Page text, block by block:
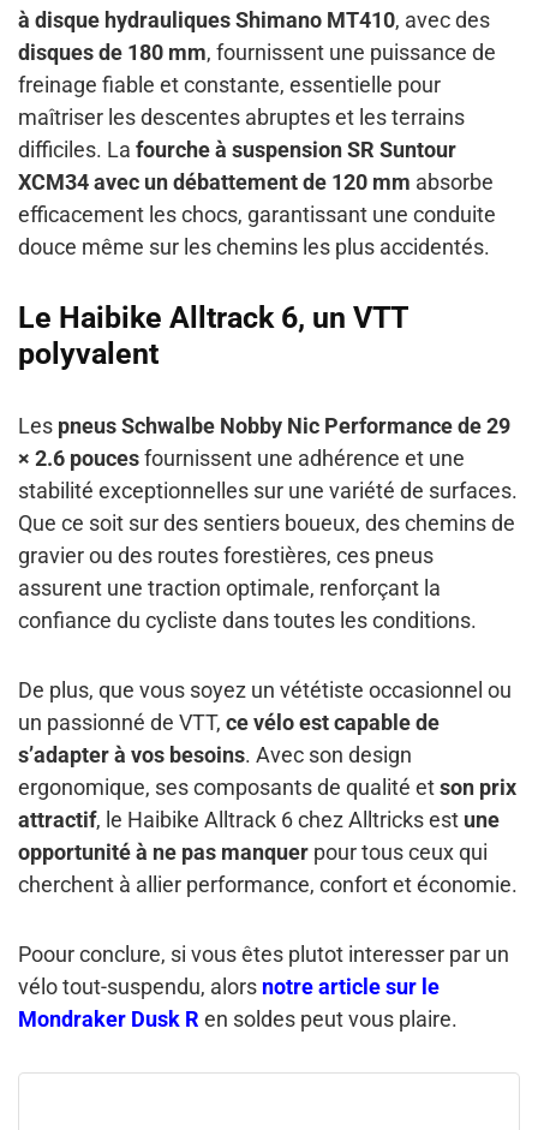
à disque hydrauliques Shimano MT410, avec des
disques de 180 mm, fournissent une puissance de
freinage fiable et constante, essentielle pour
maîtriser les descentes abruptes et les terrains
difficiles. La fourche à suspension SR Suntour
XCM34 avec un débattement de 120 mm absorbe
efficacement les chocs, garantissant une conduite
douce même sur les chemins les plus accidentés.
Le Haibike Alltrack 6, un VTT
polyvalent
Les pneus Schwalbe Nobby Nic Performance de 29
× 2.6 poucesfournissent une adhérence et une
stabilité exceptionnelles sur une variété de surfaces.
Que ce soit sur des sentiers boueux, des chemins de
gravier ou des routes forestières, ces pneus
assurent une traction optimale, renforçant la
confiance du cycliste dans toutes les conditions.
De plus, que vous soyez un vététiste occasionnel ou
un passionné de VTT, ce vélo est capable de
s’adapter à vos besoins. Avec son design
ergonomique, ses composants de qualité etson prix
attractif, le Haibike Alltrack 6 chez Alltricks est une
opportunité à ne pas manquer pour tous ceux qui
cherchent à allier performance, confort et économie.
Poour conclure, si vous êtes plutot interesser par un
vélo tout-suspendu, alors notre article sur le
Mondraker Dusk R en soldes peut vous plaire.